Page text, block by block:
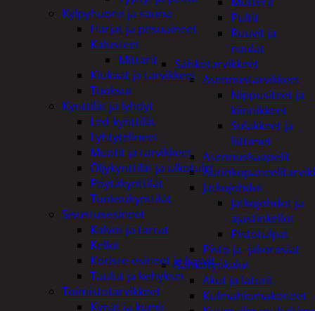
Pultit
Ruuvit ja
naulat
Sähkötarvikkeet
Asennustarvikkeet
Nippusiteet ja
kiinnikkeet
Sulakkeet ja
liittimet
Asennuskaapelit
Jatkojohdot
Jatkojohdot ja
ajastinkellot
Pistotulpat
Pisto ja -jakorasiat
Sähkötyökalut
Akut ja laturit
Kulmahiomakoneet
Kylpyhuone ja sauna
Harjat ja pesuaineet
Kalusteet
Mittarit
Kiukaat ja tarvikkeet
Tuoksut
Kynttilät ja lyhdyt
Led-kynttilät
Lyhtytelineet
Muotit ja tarvikkeet
Öljykynttilät ja ulkotulet
Pöytäkynttilät
Tuoksukynttilät
Sisustusesineet
Kalvot ja tarrat
Kellot
Koriste-esineet ja kasvit
Taulut ja kehykset
Toimistotarvikkeet
Kynät ja kumit